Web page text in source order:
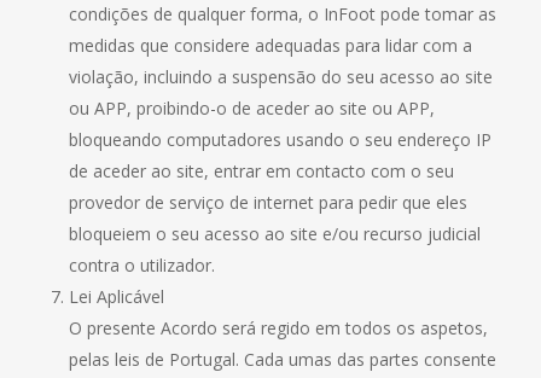
condições de qualquer forma, o InFoot pode tomar as
medidas que considere adequadas para lidar com a
violação, incluindo a suspensão do seu acesso ao site
ou APP, proibindo-o de aceder ao site ou APP,
bloqueando computadores usando o seu endereço IP
de aceder ao site, entrar em contacto com o seu
provedor de serviço de internet para pedir que eles
bloqueiem o seu acesso ao site e/ou recurso judicial
contra o utilizador.
Lei Aplicável
O presente Acordo será regido em todos os aspetos,
pelas leis de Portugal. Cada umas das partes consente